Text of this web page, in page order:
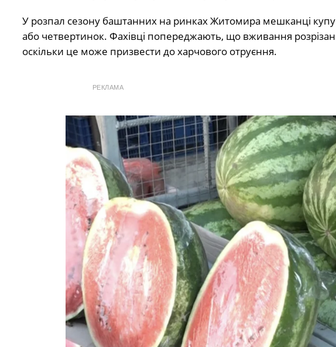
У розпал сезону баштанних на ринках Житомира мешканці
або четвертинок. Фахівці попереджають, що вживання
оскільки це може призвести до харчового отруєння.
РЕКЛАМА